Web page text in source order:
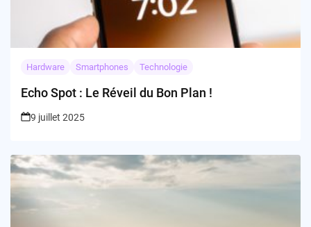
Hardware Smartphones Technologie
Echo Spot : Le Réveil du Bon Plan !
9 juillet 2025